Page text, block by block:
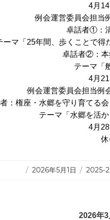
4月
例会運営委員会担当
卓話者①：
ーマ「25年間、歩くことで得
卓話者②：
テーマ「
4月
例会運営委員会担当例
：権座・水郷を守り育て
テーマ「水郷を活
4月
投
2026年5月1日
カ
ー
2025-
2026年